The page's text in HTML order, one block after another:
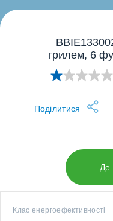
грилем, 6
Поділитися
Де
Клас енергоефективності